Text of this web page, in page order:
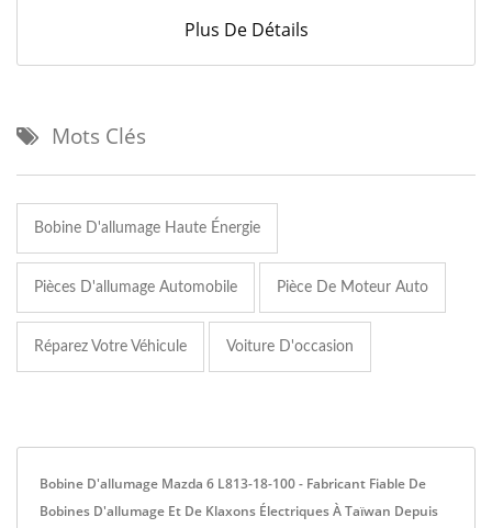
Plus De Détails
Mots Clés
Bobine D'allumage Haute Énergie
Pièces D'allumage Automobile Pièce De Moteur Auto
Réparez Votre Véhicule Voiture D'occasion
Bobine D'allumage Mazda 6 L813-18-100 - Fabricant Fiable De
Bobines D'allumage Et De Klaxons Électriques À Taïwan Depuis